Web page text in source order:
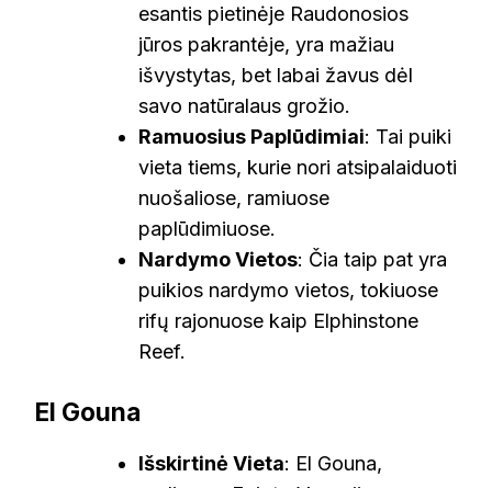
esantis pietinėje Raudonosios
jūros pakrantėje, yra mažiau
išvystytas, bet labai žavus dėl
savo natūralaus grožio.
Ramuosius Paplūdimiai: Tai puiki
vieta tiems, kurie nori atsipalaiduoti
nuošaliose, ramiuose
paplūdimiuose.
Nardymo Vietos: Čia taip pat yra
puikios nardymo vietos, tokiuose
rifų rajonuose kaip Elphinstone
Reef.
El Gouna
Išskirtinė Vieta: El Gouna,